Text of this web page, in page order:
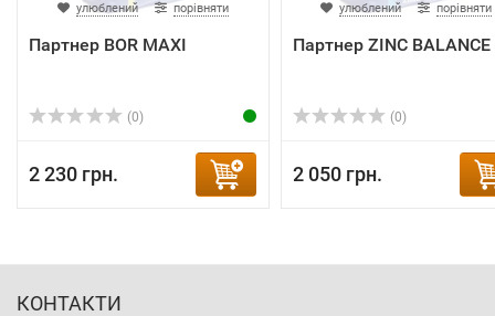
улюблений порівняти
Партнер BOR MAXI
(0)
2 230 грн.
улюблений порівняти
Партнер ZINC BALANCE
(0)
2 050 грн.
КОНТАКТИ